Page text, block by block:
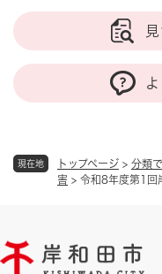
現在地 トップページ > 分類
害 > 令和8年度第1回